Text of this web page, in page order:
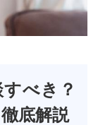
べき？
底解説